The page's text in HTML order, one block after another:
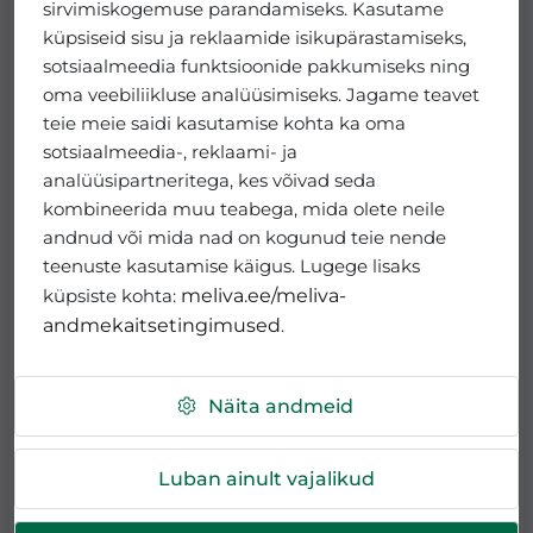
sirvimiskogemuse parandamiseks. Kasutame
küpsiseid sisu ja reklaamide isikupärastamiseks,
sotsiaalmeedia funktsioonide pakkumiseks ning
oma veebiliikluse analüüsimiseks. Jagame teavet
teie meie saidi kasutamise kohta ka oma
sotsiaalmeedia-, reklaami- ja
analüüsipartneritega, kes võivad seda
kombineerida muu teabega, mida olete neile
andnud või mida nad on kogunud teie nende
teenuste kasutamise käigus. Lugege lisaks
küpsiste kohta: meliva.ee/meliva-
andmekaitsetingimused.
Näita andmeid
Luban ainult vajalikud
lugemiseks siit.
Paneme südamele, et tutvuksite enne lepingu sõlmimist
põhjalikult finantsteenuse tingimustega ja soovitame
täiendavate küsimuste korral kindlasti konsulteerida
valdkondliku spetsialistiga.
Ortodontiline ravi case-lepinguga Tartus Meliva
Kvartali hambakliinikus
Ortodontilise ravi rahastamiseks pakume kliinikute sisest
intressivaba osamaksete süsteemi nimega case-leping
See on lahendus olukorras, kus patsiendil ei ole võimalik
maksta kogu breketravi eest korraga.
Lepingu sõlmimise tingimuseks on 20%-line sissemakse,
mis arvutatakse ravi kogumaksumuse põhjal. Ülejäänud
summa jaotatakse osamakseteks iga kuu peale vastavalt